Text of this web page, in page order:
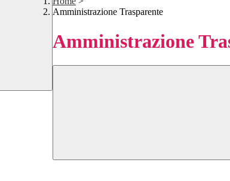
Amministrazione Trasparente
Amministrazione